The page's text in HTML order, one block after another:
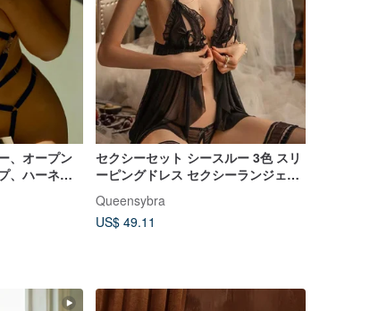
、オープン
、ハーネ
セクシーセット シースルー 3色 スリ
ーピングドレス セクシーランジェリ
Queensybra
US$ 49.11